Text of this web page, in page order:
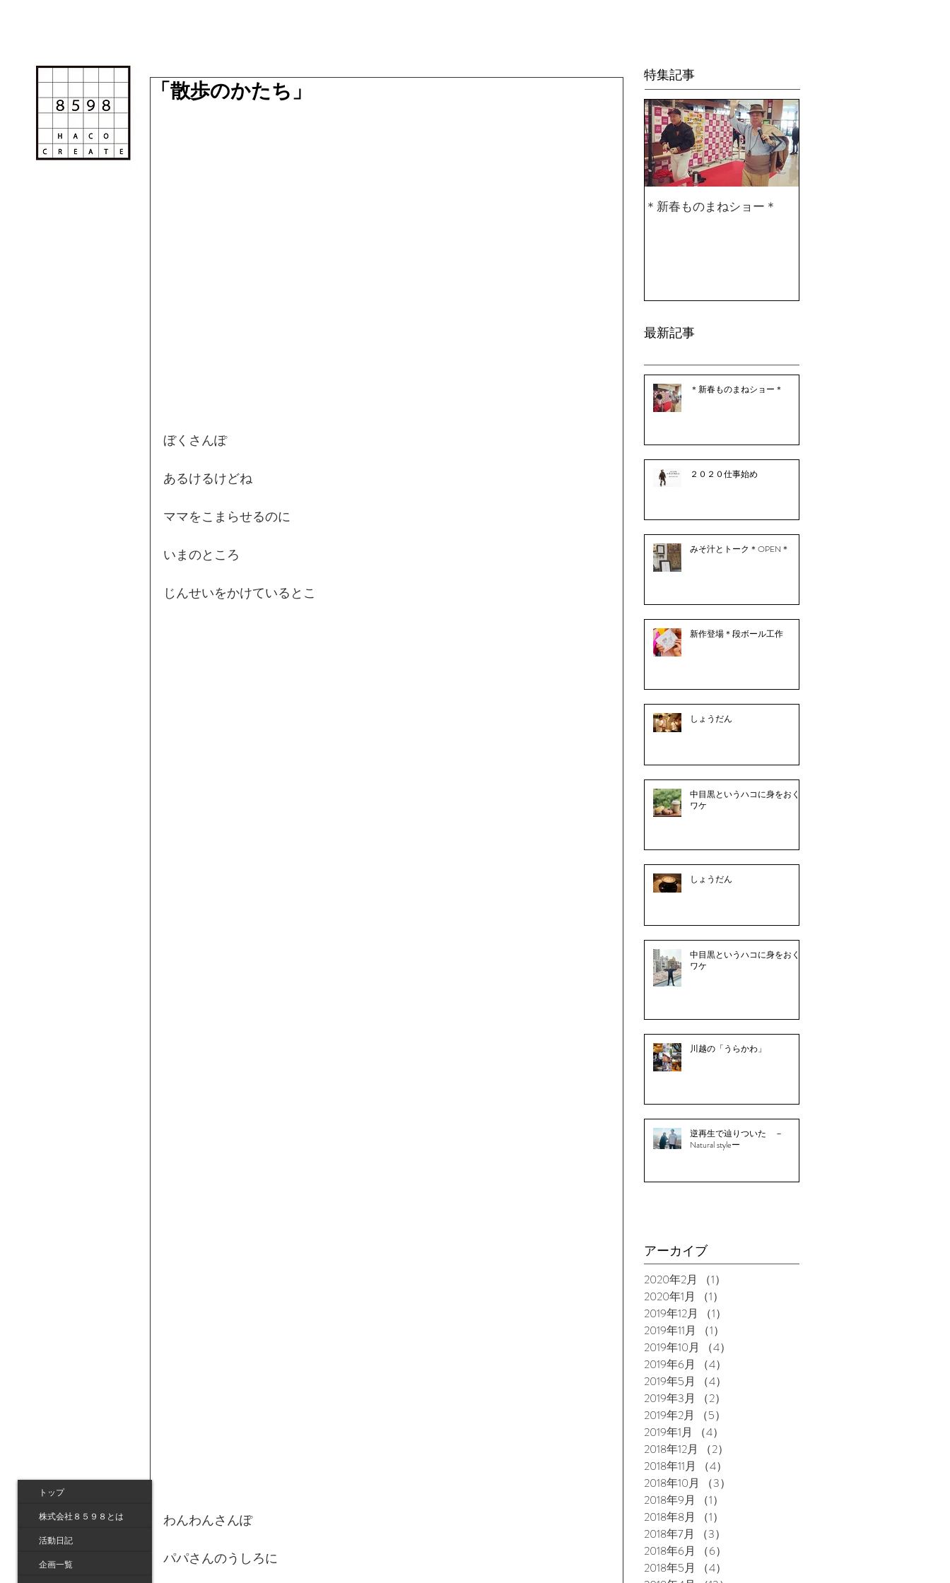
トップ
株式会社８５９８とは
活動日記
企画一覧
「散歩のかたち」
ぼくさんぽ
あるけるけどね
ママをこまらせるのに
いまのところ
じんせいをかけているとこ
わんわんさんぽ
パパさんのうしろに
特集記事
＊新春ものまねショー＊
最新記事
＊新春ものまねショー＊
２０２０仕事始め
みそ汁とトーク＊OPEN＊
新作登場＊段ボール工作
しょうだん
中目黒というハコに身をおく
ワケ
しょうだん
中目黒というハコに身をおく
ワケ
川越の「うらかわ」
逆再生で辿りついた －
Natural styleー
アーカイブ
2020年2月 （1）
2020年1月
（1）
2019年12月
（1）
2019年11月
（1）
2019年10月
（4）
2019年6月
（4）
2019年5月
（4）
2019年3月
（2）
2019年2月
（5）
2019年1月
（4）
2018年12月
（2）
2018年11月
（4）
2018年10月
（3）
2018年9月
（1）
2018年8月
（1）
2018年7月
（3）
2018年6月
（6）
2018年5月
（4）